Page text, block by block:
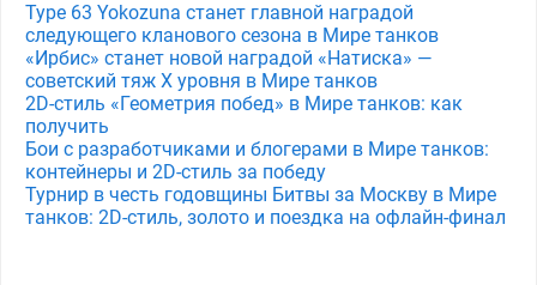
Type 63 Yokozuna станет главной наградой
следующего кланового сезона в Мире танков
«Ирбис» станет новой наградой «Натиска» —
советский тяж X уровня в Мире танков
2D-стиль «Геометрия побед» в Мире танков: как
получить
Бои с разработчиками и блогерами в Мире танков:
контейнеры и 2D-стиль за победу
Турнир в честь годовщины Битвы за Москву в Мире
танков: 2D-стиль, золото и поездка на офлайн-финал